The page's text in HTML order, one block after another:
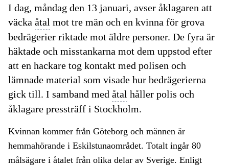
I dag, måndag den 13 januari, avser åklagaren att
väcka åtal mot tre män och en kvinna för grova
bedrägerier riktade mot äldre personer. De fyra är
häktade och misstankarna mot dem uppstod efter
att en hackare tog kontakt med polisen och
lämnade material som visade hur bedrägerierna
gick till. I samband med åtal håller polis och
åklagare pressträff i Stockholm.
Kvinnan kommer från Göteborg och männen är
hemmahörande i Eskilstunaområdet. Totalt ingår 80
målsägare i åtalet från olika delar av Sverige. Enligt